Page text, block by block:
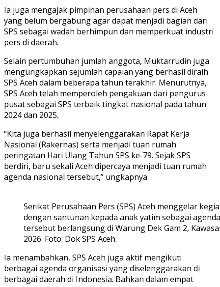
Ia juga mengajak pimpinan perusahaan pers di Aceh
yang belum bergabung agar dapat menjadi bagian dari
SPS sebagai wadah berhimpun dan memperkuat industri
pers di daerah.
Selain pertumbuhan jumlah anggota, Muktarrudin juga
mengungkapkan sejumlah capaian yang berhasil diraih
SPS Aceh dalam beberapa tahun terakhir. Menurutnya,
SPS Aceh telah memperoleh pengakuan dari pengurus
pusat sebagai SPS terbaik tingkat nasional pada tahun
2024 dan 2025.
“Kita juga berhasil menyelenggarakan Rapat Kerja
Nasional (Rakernas) serta menjadi tuan rumah
peringatan Hari Ulang Tahun SPS ke-79. Sejak SPS
berdiri, baru sekali Aceh dipercaya menjadi tuan rumah
agenda nasional tersebut,” ungkapnya.
Serikat Perusahaan Pers (SPS) Aceh menggelar
dengan santunan kepada anak yatim sebagai
tersebut berlangsung di Warung Dek Gam 2,
2026. Foto: Dok SPS Aceh.
Ia menambahkan, SPS Aceh juga aktif mengikuti
berbagai agenda organisasi yang diselenggarakan di
berbagai daerah di Indonesia. Bahkan dalam empat